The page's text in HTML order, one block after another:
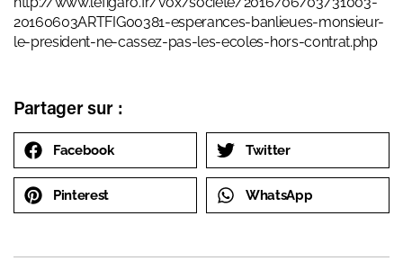
20160603ARTFIG00381-esperances-banlieues-monsieur-
le-president-ne-cassez-pas-les-ecoles-hors-contrat.php
Partager sur :
Facebook Twitter
Pinterest WhatsApp